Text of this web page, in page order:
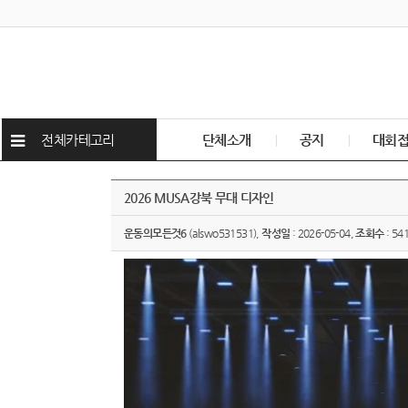
전체카테고리 단체소개 공지 대회
2026 MUSA강북 무대 디자인
운동의모든것6(alswo531531),작성일 : 2026-05-04,조회수: